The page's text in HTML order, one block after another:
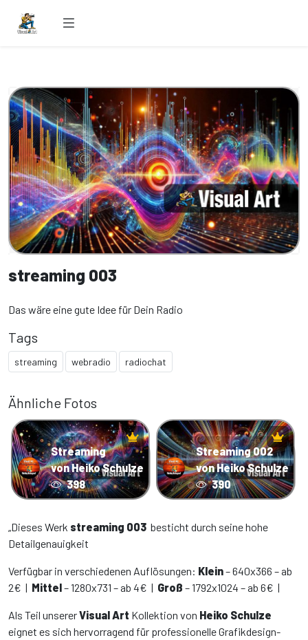
streaming 003
Das wäre eine gute Idee für Dein Radio
Tags
streaming webradio radiochat
Ähnliche Fotos
Streaming
von Heiko Schulze
398
Streaming 002
von Heiko Schulze
390
„Dieses Werk streaming 003 besticht durch seine hohe
Detailgenauigkeit
Verfügbar in verschiedenen Auflösungen: Klein– 640x366 – ab
2€ | Mittel– 1280x731 – ab 4€ | Groß – 1792x1024 – ab 6€ |
Als Teil unsererVisual Art Kollektion von Heiko Schulze
eignet es sich hervorragend für professionelle Grafikdesign-